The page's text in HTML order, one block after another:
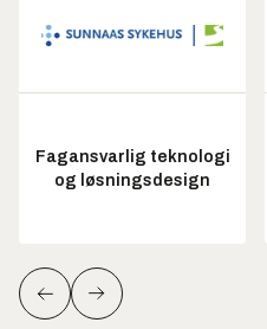
Fagansvarlig teknologi
og løsningsdesign